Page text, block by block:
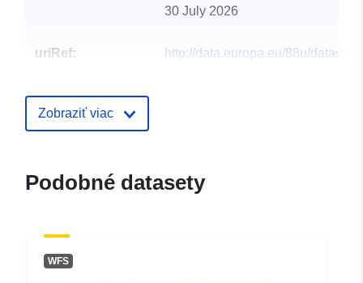
30 July 2026
uriRef:
http://data.europa.eu/88u/dataset/
Zobraziť viac
Podobné datasety
WFS